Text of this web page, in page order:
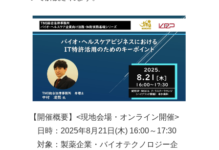
English
【開催概要】<現地会場・オンライン開催>
日時：2025年8月21日(木) 16:00～17:30
対象：製薬企業・バイオテクノロジー企